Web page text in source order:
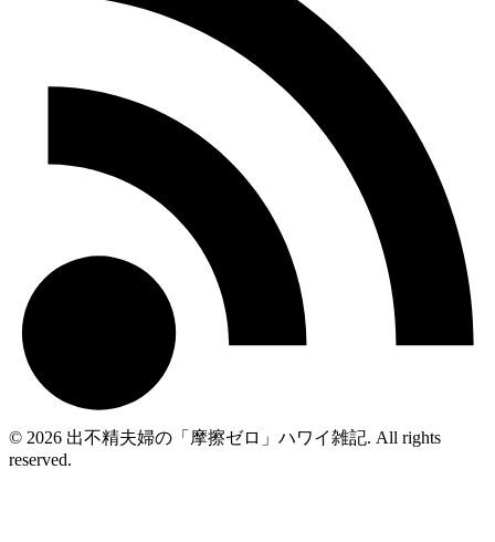
© 2026 出不精夫婦の「摩擦ゼロ」ハワイ雑記. All rights
reserved.